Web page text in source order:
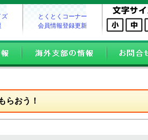
とくとくコーナー
会員情報登録更新
ズ
らおう！